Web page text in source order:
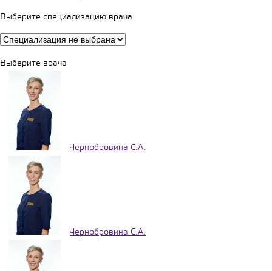
Выберите специализацию врача
Выберите врача
Чернобровина С.А.
Чернобровина С.А.